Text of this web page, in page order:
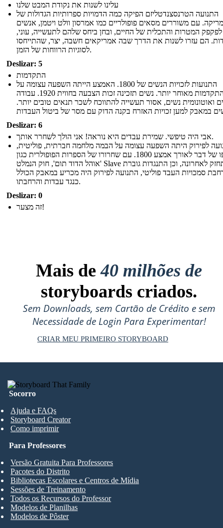
עלינו לשנות את נקודת המבט שלנו
התנועה הטרנסצנדטליזם הפיקה כמה הדמויות ספרותיות הגדולות של
עם משוררים מסאים פופולריים כמו אמרסון וולט ויטמן, אנשים
המטרות והתכלית של החיים, ובחן ביחס שלהם לתעשייה, עוני,
הם עזרו לשנות את הדרך שבה אמריקאים חשבה, יצר, שהתייחסו
לסוגיות הרווחות של הזמן.
Deslizar: 5
התקדמות
התנועות לזכויות הנשים של 1800. האמצע הייתה השפעה עצומה על
התקדמות מאוחר יותר. נשים תזכינה זכות הצבעה בחווית 1920. עבודה
ואוטונומית נשים, אסור תעשייה להתווכח לשכר תנאים טובים יותר.
Deslizar: 6
אבי היה טיפשי. שמירת עבדים היא נוראה! אני הולך לשחרר אותך.
לפירוק היתה השפעה עצומה על הבמה מלחמה חברתית, פוליטית,
בסופו של דבר לאורך אמצע 1800. עם שחרורו של הספרות הפופולרית כגון
'אוהל הדוד תום', חוק הנמלט Slave התחזק לאחרונה, וכן התנגדות גוברת
סמכויות העבד פוליטי, התנועה לפירוק היה מכריע במאבק הכולל
כנגד עבדות והרחבתו.
Deslizar: 0
זה מצער!
Mais de40 milhões de
storyboards criados.
Sem Downloads, sem Cartão de Crédito e sem
Necessidade de Login Para Experimentar!
CRIAR MEU PRIMEIRO STORYBOARD
Socorro
Ajuda e FAQs
Storyboard Creator
Como imprimir
Para Professores
Versão Gratuita Para Professores
Pacotes do Distrito
Bibliotecas Escolares e Centros de Mídia
Sessões de Treinamento
Todos os Recursos do Professor
Modelos de Planilhas
Modelos de Pôster